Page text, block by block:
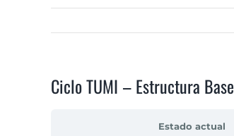
Ciclo TUMI – Estructura Base
Estado actual